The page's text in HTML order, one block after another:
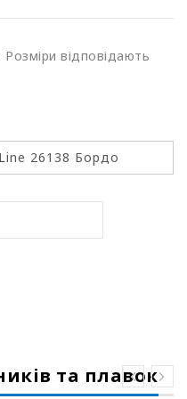
відповідають
та плавок